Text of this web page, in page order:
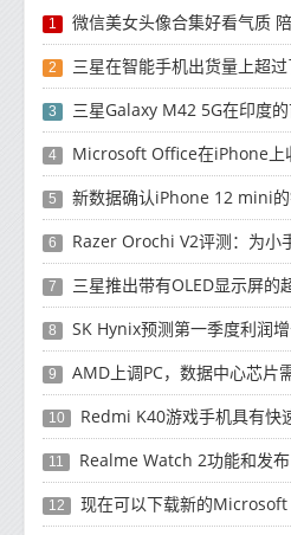
1 微信美女头像合集好看气质 陪
2 三星在智能手机出货量上超
3 三星Galaxy M42 5G在印度
4 Microsoft Office在iPhone上
5 新数据确认iPhone 12 mini
6 Razer Orochi V2评测：为小
7 三星推出带有OLED显示屏的超轻型Galaxy
8 SK Hynix预测第一季度利润增长
9 AMD上调PC，数据中心芯片
10 Redmi K40游戏手机具有快
11 Realme Watch 2功能和发
12 现在可以下载新的